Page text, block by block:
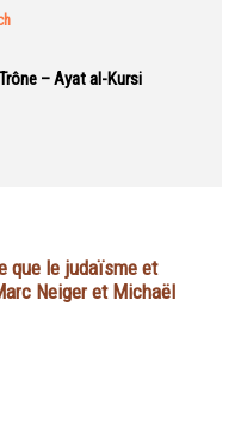
– Ayat al-Kursi
que le judaïsme et
Neiger et Michaël